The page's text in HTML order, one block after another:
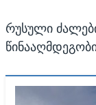
რუსული